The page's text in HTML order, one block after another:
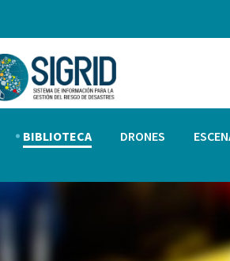
BIBLIOTECA DRONES